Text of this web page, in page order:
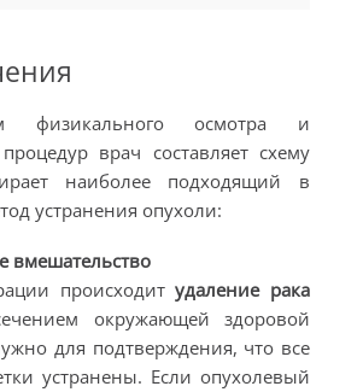
физикального осмотра и
врач составляет схему
наиболее подходящий в
устранения опухоли:
вмешательство
происходитудаление рака
окружающей здоровой
для подтверждения, что все
устранены. Если опухолевый